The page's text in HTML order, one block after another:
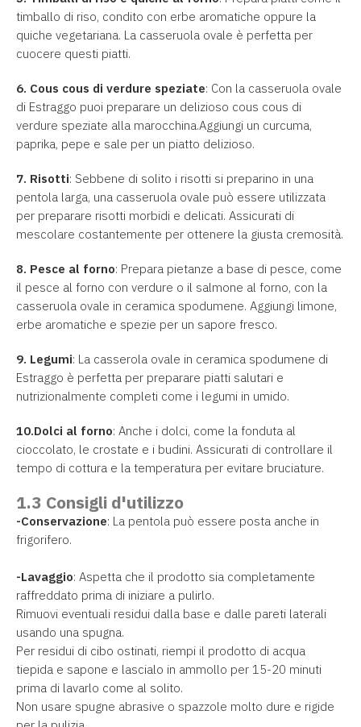
timballo di riso, condito con erbe aromatiche oppure la
quiche vegetariana. La casseruola ovale è perfetta per
cuocere questi piatti.
6. Cous cous di verdure speziate: Con la casseruola ovale
di Estraggo puoi preparare un delizioso cous cous di
verdure speziate alla marocchina.Aggiungi un curcuma,
paprika, pepe e sale per un piatto delizioso.
7. Risotti: Sebbene di solito i risotti si preparino in una
pentola larga, una casseruola ovale può essere utilizzata
per preparare risotti morbidi e delicati. Assicurati di
mescolare costantemente per ottenere la giusta cremosità.
8. Pesce al forno: Prepara pietanze a base di pesce, come
il pesce al forno con verdure o il salmone al forno, con la
casseruola ovale in ceramica spodumene. Aggiungi limone,
erbe aromatiche e spezie per un sapore fresco.
9. Legumi: La casserola ovale in ceramica spodumene di
Estraggo è perfetta per preparare piatti salutari e
nutrizionalmente completi come i legumi in umido.
10.Dolci al forno: Anche i dolci, come la fonduta al
cioccolato, le crostate e i budini. Assicurati di controllare il
tempo di cottura e la temperatura per evitare bruciature.
1.3 Consigli d'utilizzo
-Conservazione: La pentola può essere posta anche in
frigorifero.
-Lavaggio: Aspetta che il prodotto sia completamente
raffreddato prima di iniziare a pulirlo.
Rimuovi eventuali residui dalla base e dalle pareti laterali
usando una spugna.
Per residui di cibo ostinati, riempi il prodotto di acqua
tiepida e sapone e lascialo in ammollo per 15-20 minuti
prima di lavarlo come al solito.
Non usare spugne abrasive o spazzole molto dure e rigide